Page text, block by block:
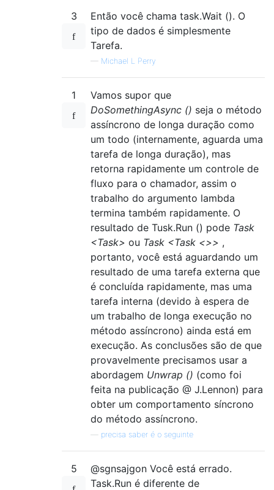
3
Então você chama task.Wait (). O
tipo de dados é simplesmente
Tarefa.
— Michael L Perry
1
Vamos supor que
DoSomethingAsync () seja o método
assíncrono de longa duração como
um todo (internamente, aguarda uma
tarefa de longa duração), mas
retorna rapidamente um controle de
fluxo para o chamador, assim o
trabalho do argumento lambda
termina também rapidamente. O
resultado de Tusk.Run () pode Task
<Task> ou Task <Task <>> ,
portanto, você está aguardando um
resultado de uma tarefa externa que
é concluída rapidamente, mas uma
tarefa interna (devido à espera de
um trabalho de longa execução no
método assíncrono) ainda está em
execução. As conclusões são de que
provavelmente precisamos usar a
abordagem Unwrap () (como foi
feita na publicação @ J.Lennon) para
obter um comportamento síncrono
do método assíncrono.
precisa saber é o seguinte
5
@sgnsajgon Você está errado.
Task.Run é diferente de